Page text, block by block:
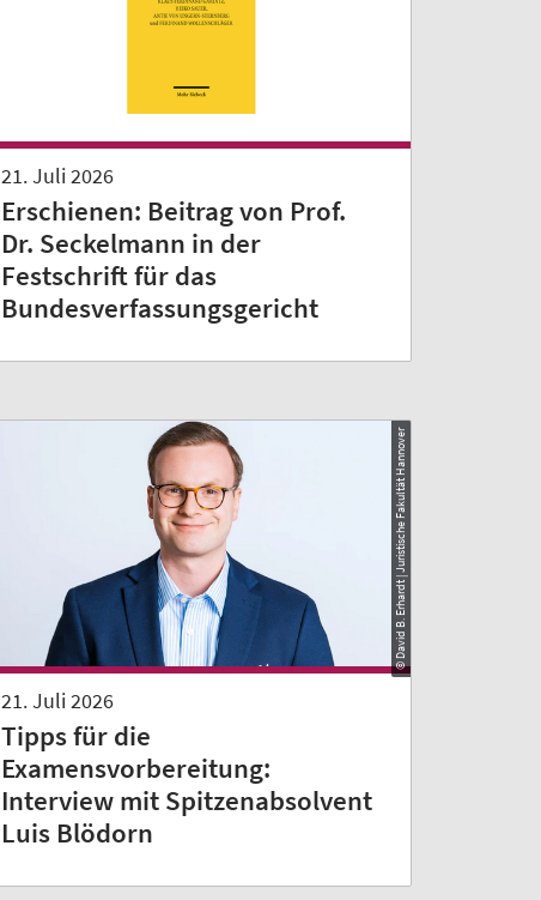
21. Juli 2026
Erschienen: Beitrag von Prof.
Dr. Seckelmann in der
Festschrift für das
Bundesverfassungsgericht
© David B. Erhardt | Juristische Fakultät Hannover
21. Juli 2026
Tipps für die
Examensvorbereitung:
Interview mit Spitzenabsolvent
Luis Blödorn